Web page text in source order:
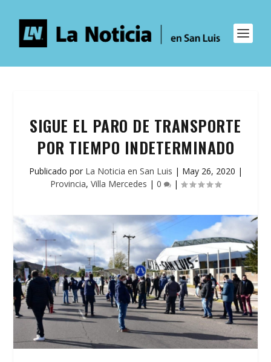
SIGUE EL PARO DE TRANSPORTE
POR TIEMPO INDETERMINADO
Publicado por La Noticia en San Luis | May 26, 2020 |
Provincia, Villa Mercedes | 0 |